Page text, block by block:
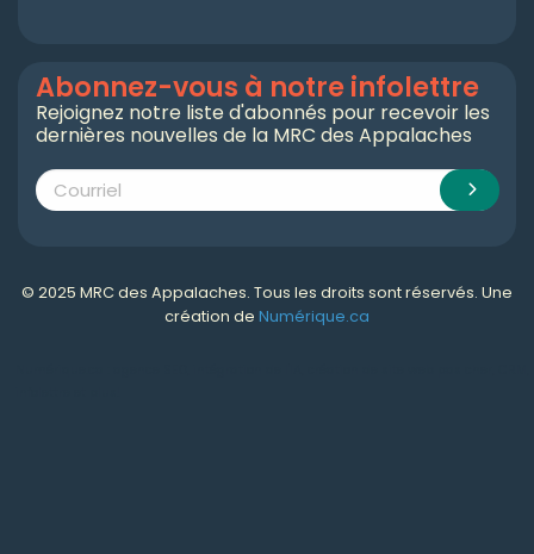
Abonnez-vous à notre infolettre
Rejoignez notre liste d'abonnés pour recevoir les
dernières nouvelles de la MRC des Appalaches
© 2025 MRC des Appalaches. Tous les droits sont réservés. Une
création de Numérique.ca